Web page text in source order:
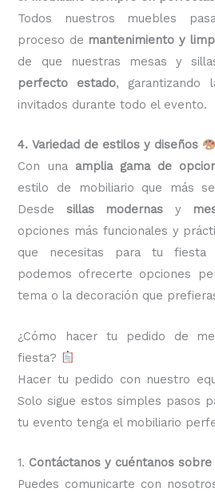
Todos nuestros muebles
proceso de mantenimiento y
de que nuestras mesas y
perfecto estado, garantizando
invitados durante todo el evento.
4. Variedad de estilos y diseños
Con una amplia gama de
estilo de mobiliario que más
Desde sillas modernas y
opciones más funcionales y
que necesitas para tu fiesta
podemos ofrecerte opciones
tema o la decoración que
¿Cómo hacer tu pedido de
fiesta?
Hacer tu pedido con nuestro
Solo sigue estos simples pasos
tu evento tenga el mobiliario
1. Contáctanos y cuéntanos
Puedes comunicarte con